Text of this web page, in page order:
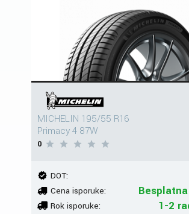
MICHELIN 195/55 R16
Primacy 4 87W
0
DOT:
Cena isporuke:
Rok isporuke: 1-2